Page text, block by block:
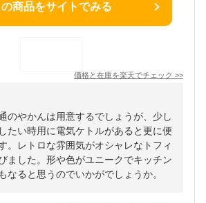
の商品をサイトでみる
価格と在庫を楽天でチェック >>
のやかんは用意するでしょうが、少し
たい時用に電気ケトルがあると更に便
。レトロな雰囲気がオシャレなトフィ
ました。形や色がユニークでキッチン
なると思うのでいかがでしょうか。